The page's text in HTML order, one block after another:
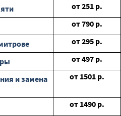
от251 р.
от790 р.
от295 р.
от497 р.
и замена
от 1501 р.
от 1490 р.